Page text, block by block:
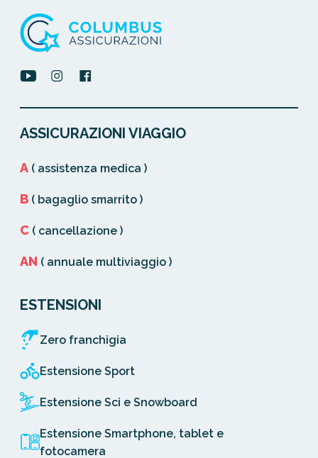
ASSICURAZIONI VIAGGIO
A ( assistenza medica )
B ( bagaglio smarrito )
C ( cancellazione )
AN ( annuale multiviaggio )
ESTENSIONI
Zero franchigia
Estensione Sport
Estensione Sci e Snowboard
Estensione Smartphone, tablet e
fotocamera